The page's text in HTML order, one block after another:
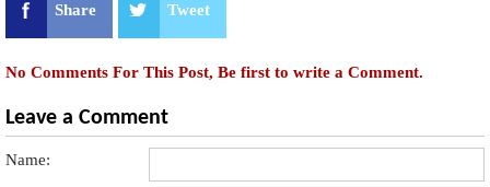
Share Tweet
No Comments For This Post, Be first to write a Comment.
Leave a Comment
Name: